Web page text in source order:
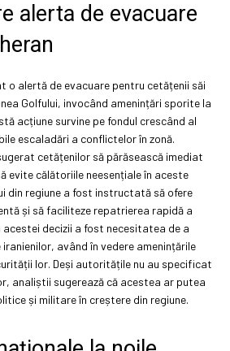
alerta de evacuare
o alertă de evacuare pentru cetățenii săi
Golfului, invocând amenințări sporite la
acțiune survine pe fondul crescând al
escaladări a conflictelor în zonă.
cetățenilor să părăsească imediat
evite călătoriile neesențiale în aceste
din regiune a fost instructată să ofere
și să faciliteze repatrierea rapidă a
decizii a fost necesitatea de a
având în vedere amenințările
lor. Deși autoritățile nu au specificat
analiștii sugerează că acestea ar putea
și militare în creștere din regiune.